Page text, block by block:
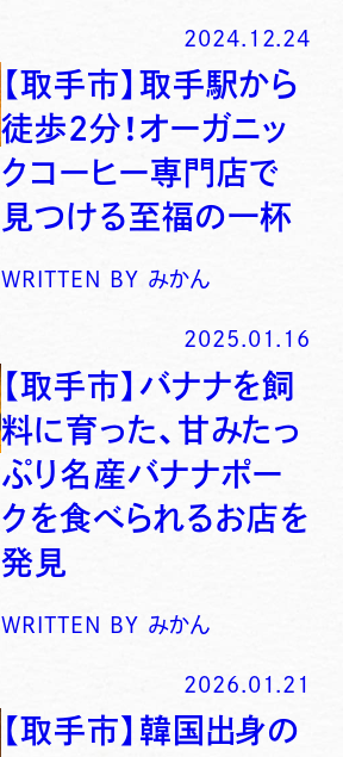
2024.12.24
【取手市】取手駅から
徒歩2分！オーガニッ
クコーヒー専門店で
見つける至福の一杯
WRITTEN BY みかん
2025.01.16
【取手市】バナナを飼
料に育った、甘みたっ
ぷり名産バナナポー
クを食べられるお店を
発見
WRITTEN BY みかん
2026.01.21
【取手市】韓国出身の